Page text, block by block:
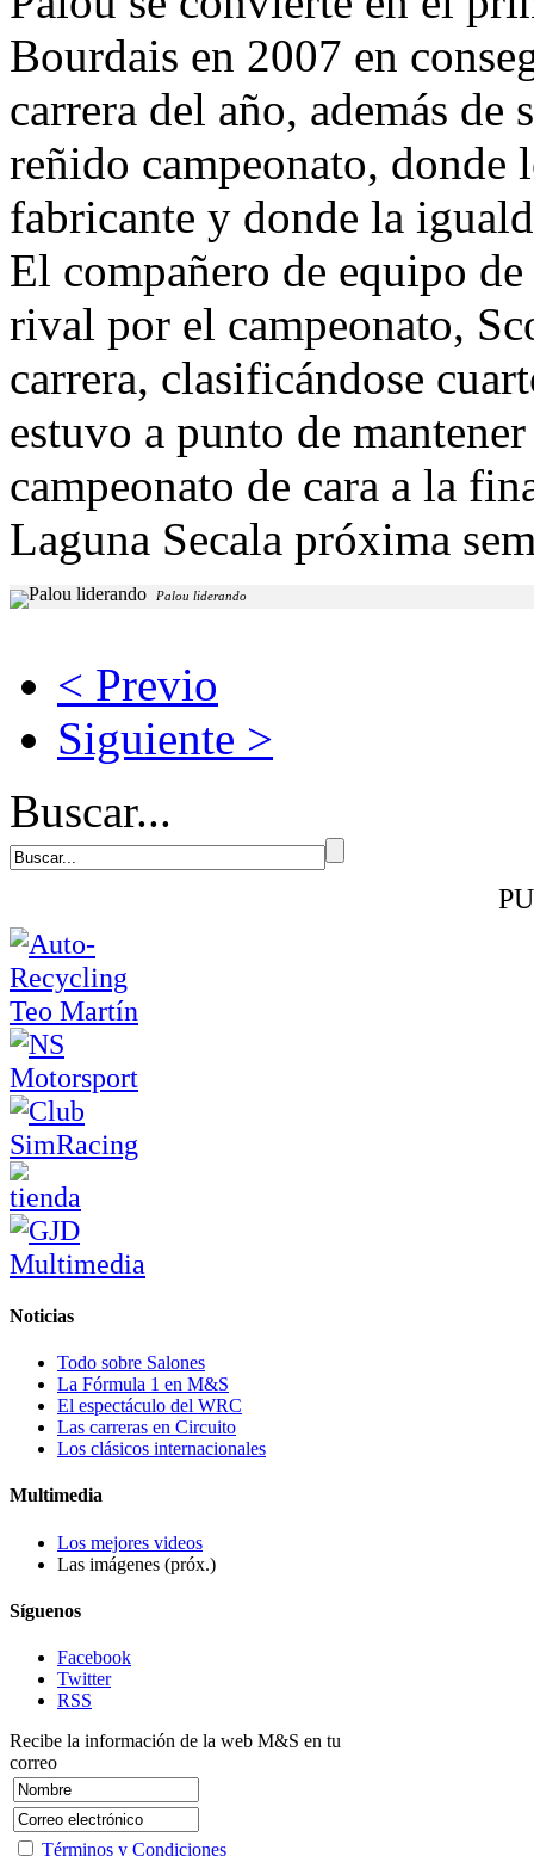
Bourdais en 2007 en
carrera del año, además de
reñido campeonato, donde
fabricante y donde la
El compañero de equipo
rival por el campeonato,
carrera, clasificándose
estuvo a punto de
campeonato de cara a la
Laguna Secala próxima
Palou liderando
< Previo
Siguiente >
Buscar...
Noticias
Todo sobre Salones
La Fórmula 1 en M&S
El espectáculo del WRC
Las carreras en Circuito
Los clásicos internacionales
Multimedia
Los mejores videos
Las imágenes (próx.)
Síguenos
Facebook
Twitter
RSS
Recibe la información de la web M&S en tu
correo
Términos y Condiciones